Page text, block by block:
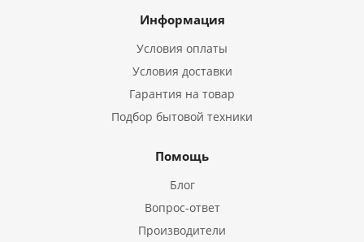
Информация
Условия оплаты
Условия доставки
Гарантия на товар
Подбор бытовой техники
Помощь
Блог
Вопрос-ответ
Производители